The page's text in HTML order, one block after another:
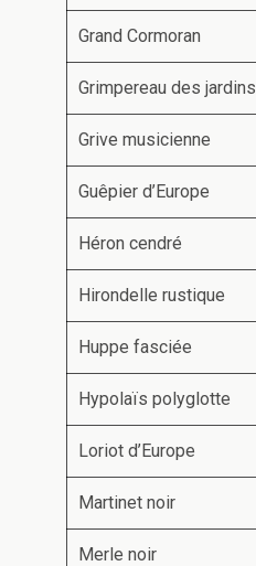
Grand Cormoran
Grimpereau des jardins
Grive musicienne
Guêpier d’Europe
Héron cendré
Hirondelle rustique
Huppe fasciée
Hypolaïs polyglotte
Loriot d’Europe
Martinet noir
Merle noir